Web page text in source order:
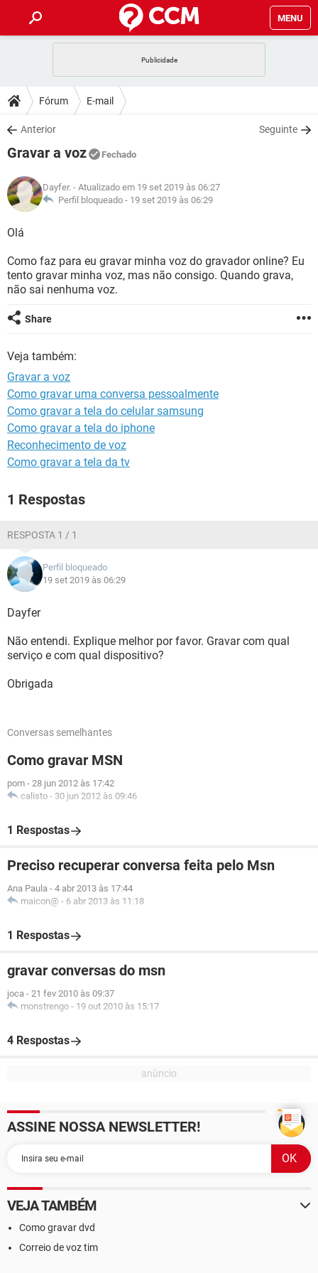
MENU
CELULAR
OUTLOOK
INSTAGRAM
GUIA DE COMPRAS
DICAS
JOGOS
INSTAGRAM GMAIL
GUIA DE COMPRAS
DOWNLOADS
JOGOS
CELULAR
OUTLOOK EXCEL
INSTAGRAM
JOGOS WHATSAPP
CELULAR
OUTLOOK
INSTAGRAM GMAIL
GUIA DE COMPRAS
GLOSSÁRIO
JOGOS
OUTLOOK EXCEL
GUIA DE COMPRAS
Fórum E-mail
Anterior Seguinte
Gravar a voz Fechado
Dayfer. - Atualizado em 19 set 2019 às 06:27
Perfil bloqueado - 19 set 2019 às 06:29
Olá
Como faz para eu gravar minha voz do gravador online? Eu
tento gravar minha voz, mas não consigo. Quando grava,
não sai nenhuma voz.
Share
Veja também:
Gravar a voz
Como gravar uma conversa pessoalmente
Como gravar a tela do celular samsung
Como gravar a tela do iphone
Reconhecimento de voz
Como gravar a tela da tv
1 Respostas
RESPOSTA 1 / 1
Perfil bloqueado
19 set 2019 às 06:29
Dayfer
Não entendi. Explique melhor por favor. Gravar com qual
serviço e com qual dispositivo?
Obrigada
Conversas semelhantes
Como gravar MSN
pom - 28 jun 2012 às 17:42
calisto - 30 jun 2012 às 09:46
1 Respostas
Preciso recuperar conversa feita pelo Msn
Ana Paula - 4 abr 2013 às 17:44
maicon@ - 6 abr 2013 às 11:18
1 Respostas
gravar conversas do msn
joca - 21 fev 2010 às 09:37
monstrengo - 19 out 2010 às 15:17
4 Respostas
ASSINE NOSSA NEWSLETTER!
VEJA TAMBÉM
Como gravar dvd
Correio de voz tim